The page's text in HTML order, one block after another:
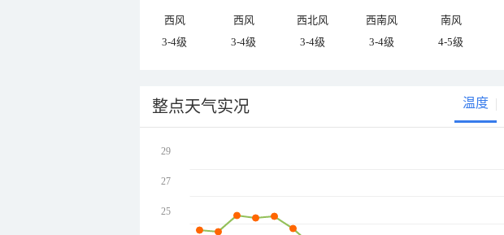
西风 西风 西北风 西南风 南风
3-4级
3-4级 3-4级 3-4级 4-5级
整点天气实况 温度
29
27
25